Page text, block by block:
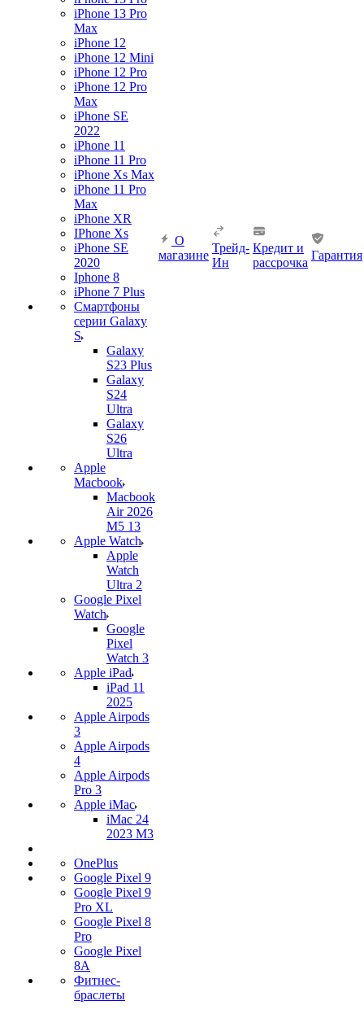
iPhone 13 Pro
Max
iPhone 12
iPhone 12 Mini
iPhone 12 Pro
iPhone 12 Pro
Max
iPhone SE
2022
iPhone 11
iPhone 11 Pro
iPhone Xs Max
iPhone 11 Pro
Max
iPhone XR
IPhone Xs
iPhone SE
2020
Iphone 8
iPhone 7 Plus
Смартфоны
серии Galaxy
S
Galaxy
S23 Plus
Galaxy
S24
Ultra
Galaxy
S26
Ultra
Apple
Macbook
Macbook
Air 2026
M5 13
Apple Watch
Apple
Watch
Ultra 2
Google Pixel
Watch
Google
Pixel
Watch 3
Apple iPad
iPad 11
2025
Apple Airpods
3
Apple Airpods
4
Apple Airpods
Pro 3
Apple iMac
iMac 24
2023 M3
OnePlus
Google Pixel 9
Google Pixel 9
Pro XL
Google Pixel 8
Pro
Google Pixel
8A
Фитнес-
браслеты
О
магазине
Трейд-
Ин
Кредит и
рассрочка
Гарантия